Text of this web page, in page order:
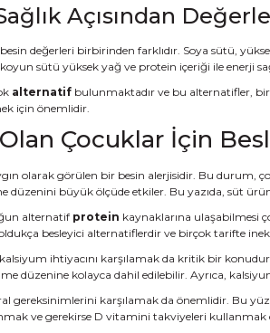
Açısından
değerleri birbirinden farklıdır. Soya sütü,
koyun sütü yüksek yağ ve protein içeriği ile enerji
alternatif bulunmaktadır ve bu alternatifler,
için önemlidir.
Çocuklar İçin
olarak görülen bir besin alerjisidir. Bu durum,
düzenini büyük ölçüde etkiler. Bu yazıda, süt
alternatif protein kaynaklarına ulaşabilmesi
besleyici alternatiflerdir ve birçok tarifte
ihtiyacını karşılamak da kritik bir
düzenine kolayca dahil edilebilir. Ayrıca,
gereksinimlerini karşılamak da önemlidir. Bu
ve gerekirse D vitamini takviyeleri